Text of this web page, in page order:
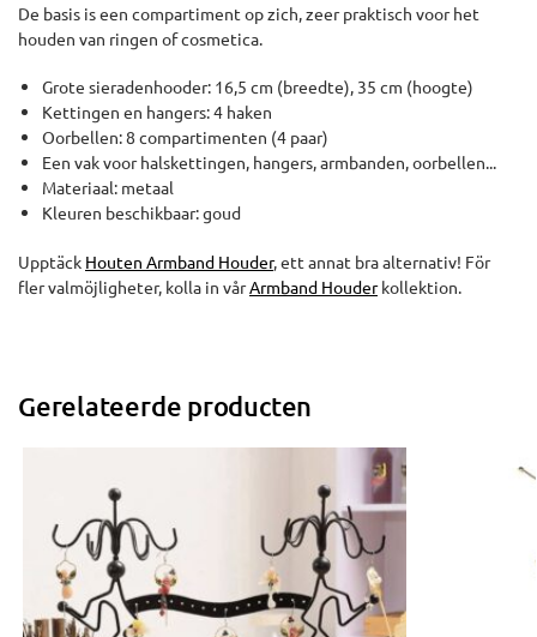
De basis is een compartiment op zich, zeer praktisch voor het
houden van ringen of cosmetica.
Grote sieradenhooder: 16,5 cm (breedte), 35 cm (hoogte)
Kettingen en hangers: 4 haken
Oorbellen: 8 compartimenten (4 paar)
Een vak voor halskettingen, hangers, armbanden, oorbellen...
Materiaal: metaal
Kleuren beschikbaar: goud
Upptäck Houten Armband Houder, ett annat bra alternativ! För
fler valmöjligheter, kolla in vårArmband Houderkollektion.
Gerelateerde producten